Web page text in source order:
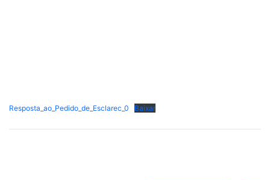
Resposta_ao_Pedido_de_Esclarec_0 Baixar